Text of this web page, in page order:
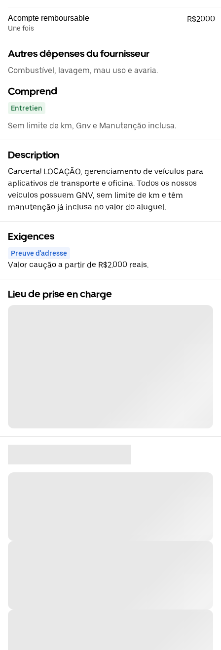
Acompte remboursable
Une fois
R$2000
Autres dépenses du fournisseur
Combustível, lavagem, mau uso e avaria.
Comprend
Entretien
Sem limite de km, Gnv e Manutenção inclusa.
Description
Carcerta! LOCAÇÃO, gerenciamento de veículos para
aplicativos de transporte e oficina. Todos os nossos
veículos possuem GNV, sem limite de km e têm
manutenção já inclusa no valor do aluguel.
Exigences
Preuve d'adresse
Valor caução a partir de R$2.000 reais.
Lieu de prise en charge